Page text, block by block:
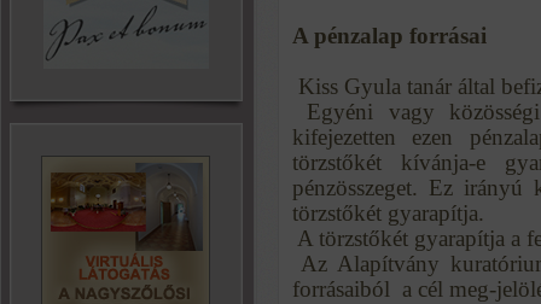
A pénzalap forrásai
 Kiss Gyula tanár által
 Egyéni vagy
kifejezetten ezen
törzstőkét kívánja-e
pénzösszeget. Ez irányú
törzstőkét gyarapítja.
 A törzstőkét gyarapítja a
 Az Alapítvány
forrásaiból  a cél meg-